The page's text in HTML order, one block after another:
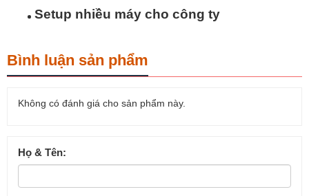
Setup nhiều máy cho công ty
Bình luận sản phẩm
Không có đánh giá cho sản phẩm này.
Họ & Tên: